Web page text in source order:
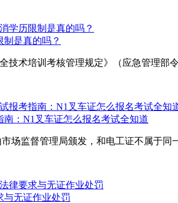
制是真的吗？
技术培训考核管理规定》（应急管理
：N1叉车证怎么报名考试全知道
场监督管理局颁发，和电工证不属于
与无证作业处罚